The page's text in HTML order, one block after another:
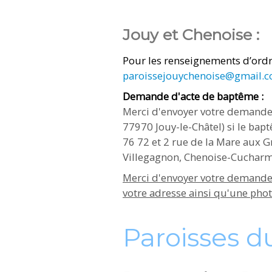
Jouy et Chenoise :
Pour les renseignements
Demande d'acte de baptême :
Merci d'envoyer votre
77970 Jouy-le-Châtel) si le
76 72 et 2 rue de la Mare aux
Villegagnon, Chenoise-
Merci d'envoyer votre
votre adresse ainsi qu'une
Paroisses